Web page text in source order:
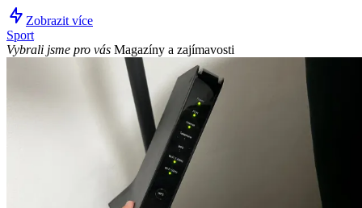
Zobrazit více
Sport
Vybrali jsme pro vás Magazíny a zajímavosti